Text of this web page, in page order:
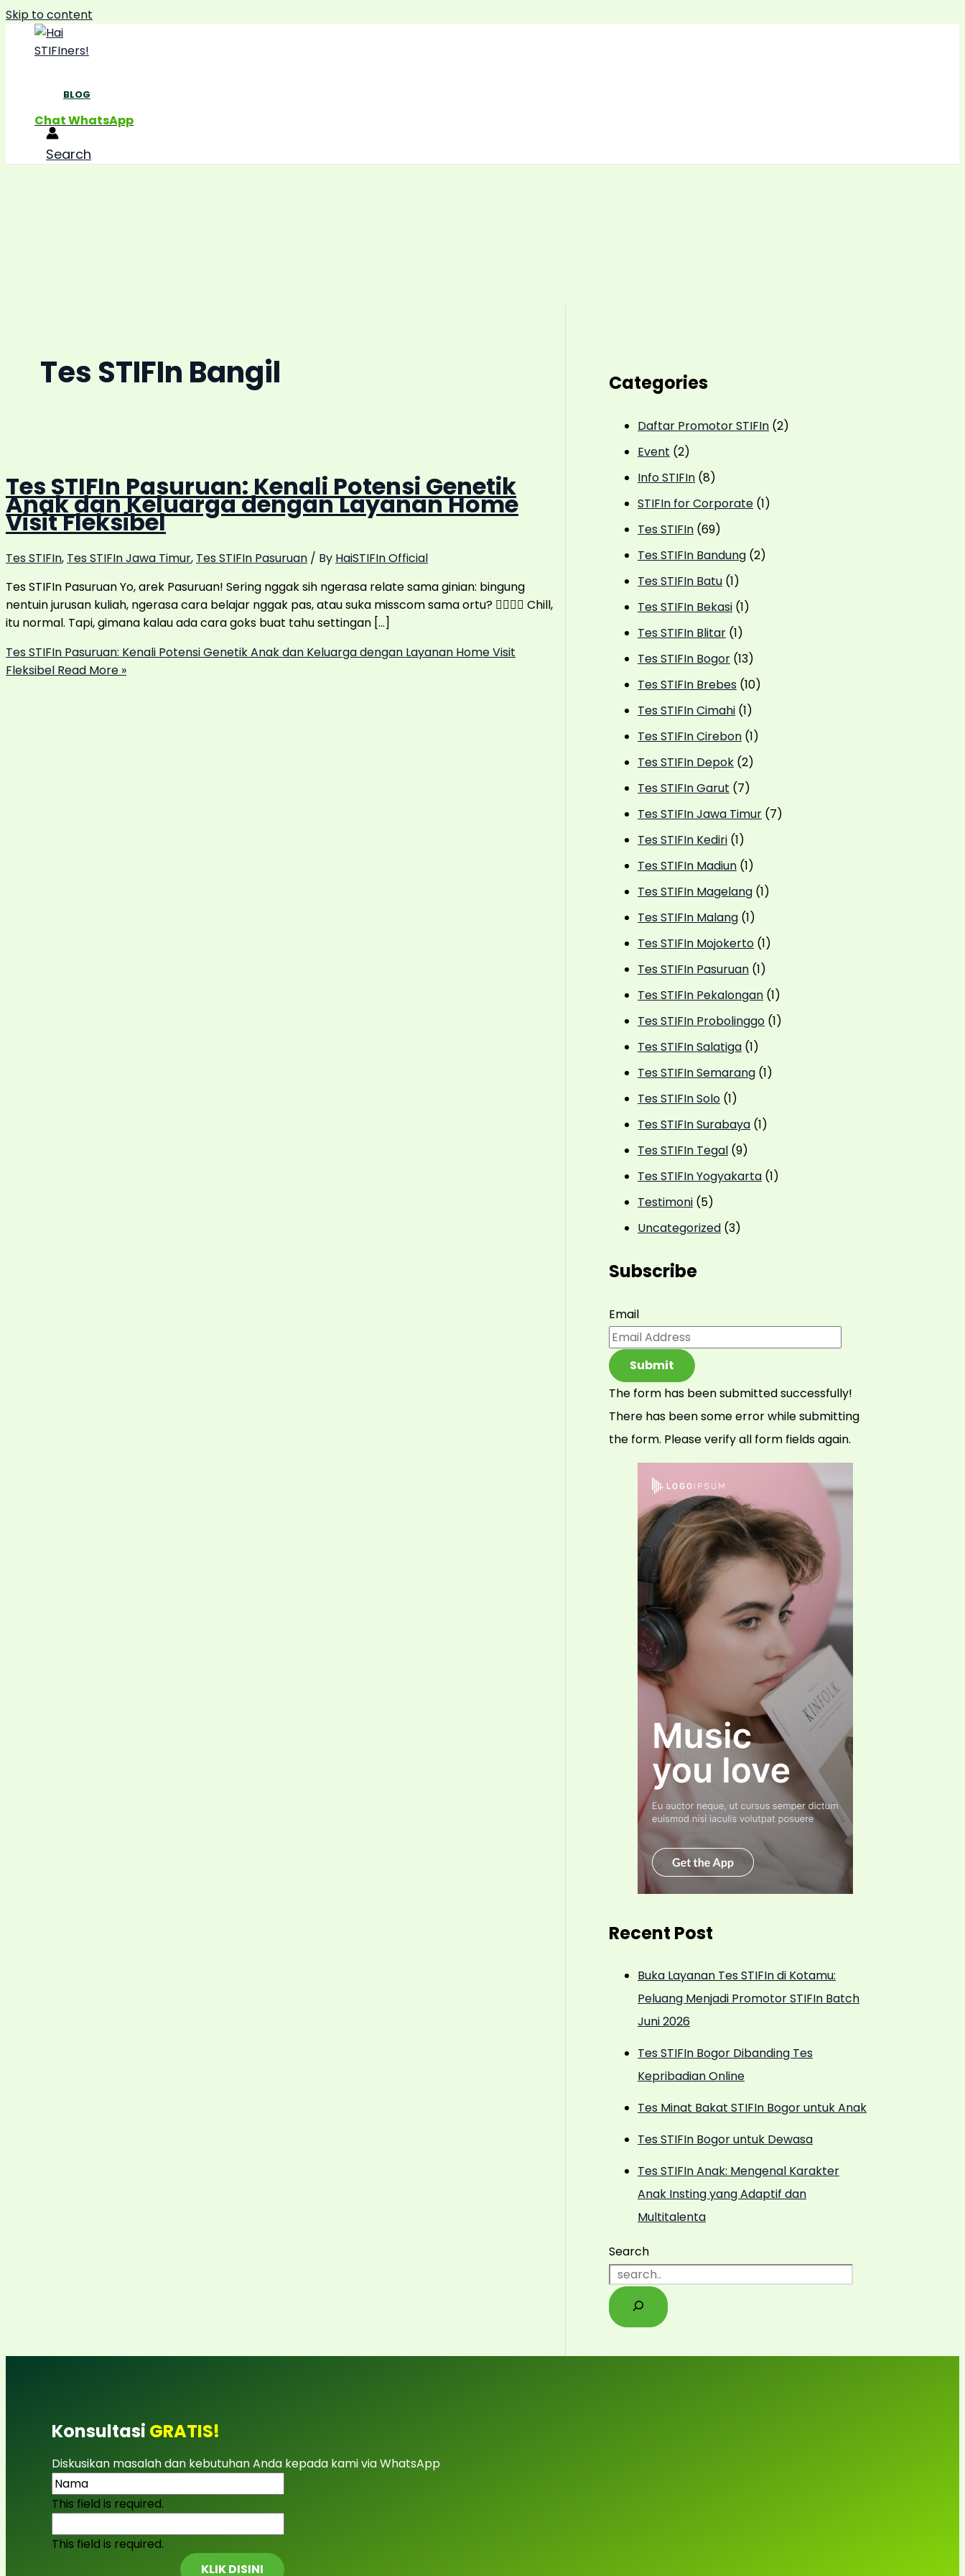
Skip to content
BLOG
Chat WhatsApp
Search
Tes STIFIn Bangil
Tes STIFIn Pasuruan: Kenali Potensi Genetik
Anak dan Keluarga dengan Layanan Home
Visit Fleksibel
Tes STIFIn, Tes STIFIn Jawa Timur, Tes STIFIn Pasuruan / By HaiSTIFIn Official
Tes STIFIn Pasuruan Yo, arek Pasuruan! Sering nggak sih ngerasa relate sama ginian: bingung
nentuin jurusan kuliah, ngerasa cara belajar nggak pas, atau suka misscom sama ortu? 🤷‍♂️🤷‍♀️ Chill,
itu normal. Tapi, gimana kalau ada cara goks buat tahu settingan […]
Tes STIFIn Pasuruan: Kenali Potensi Genetik Anak dan Keluarga dengan Layanan Home Visit
Fleksibel Read More »
Categories
Daftar Promotor STIFIn (2)
Event (2)
Info STIFIn (8)
STIFIn for Corporate (1)
Tes STIFIn (69)
Tes STIFIn Bandung (2)
Tes STIFIn Batu (1)
Tes STIFIn Bekasi (1)
Tes STIFIn Blitar (1)
Tes STIFIn Bogor (13)
Tes STIFIn Brebes (10)
Tes STIFIn Cimahi (1)
Tes STIFIn Cirebon (1)
Tes STIFIn Depok (2)
Tes STIFIn Garut (7)
Tes STIFIn Jawa Timur (7)
Tes STIFIn Kediri (1)
Tes STIFIn Madiun (1)
Tes STIFIn Magelang (1)
Tes STIFIn Malang (1)
Tes STIFIn Mojokerto (1)
Tes STIFIn Pasuruan (1)
Tes STIFIn Pekalongan (1)
Tes STIFIn Probolinggo (1)
Tes STIFIn Salatiga (1)
Tes STIFIn Semarang (1)
Tes STIFIn Solo (1)
Tes STIFIn Surabaya (1)
Tes STIFIn Tegal (9)
Tes STIFIn Yogyakarta (1)
Testimoni (5)
Uncategorized (3)
Subscribe
Email
Submit
The form has been submitted successfully!
There has been some error while submitting
the form. Please verify all form fields again.
Recent Post
Buka Layanan Tes STIFIn di Kotamu:
Peluang Menjadi Promotor STIFIn Batch
Juni 2026
Tes STIFIn Bogor Dibanding Tes
Kepribadian Online
Tes Minat Bakat STIFIn Bogor untuk Anak
Tes STIFIn Bogor untuk Dewasa
Tes STIFIn Anak: Mengenal Karakter
Anak Insting yang Adaptif dan
Multitalenta
Search
Konsultasi GRATIS!
Diskusikan masalah dan kebutuhan Anda kepada kami via WhatsApp
This field is required.
This field is required.
KLIK DISINI